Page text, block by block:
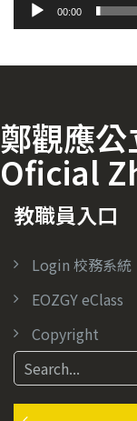
00:00
鄭觀應
Oficial
教職員入口
Login 校務系統
EOZGY eClass
Copyright